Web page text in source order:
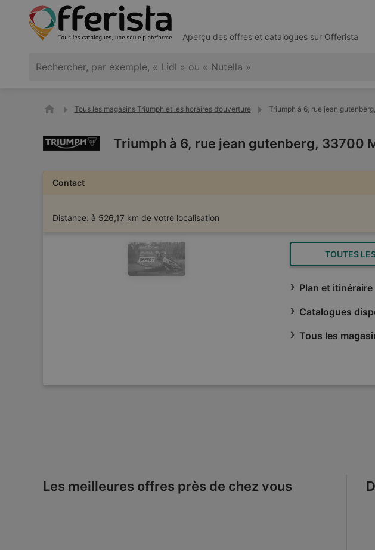
Aperçu des offres et catalogues sur Offerista
Tous les magasins Triumph et les horaires d’ouverture Triumph à 6, rue jean
Triumph à 6, rue jean gutenberg, 33700
Contact
Distance: à 526,17 km de votre localisation
TOUTES
Plan et itinéraire
Catalogues
Tous les
Les meilleures offres près de chez vous